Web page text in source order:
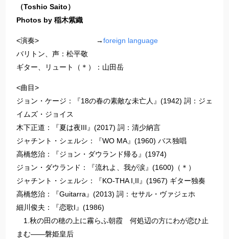
（Toshio Saito）
Photos by 稲木紫織
<演奏> →foreign language
バリトン、声：松平敬
ギター、リュート（＊）：山田岳
<曲目>
ジョン・ケージ：『18の春の素敵な未亡人』(1942) 詞：ジェ
イムズ・ジョイス
木下正道：『夏は夜III』(2017) 詞：清少納言
ジャチント・シェルシ：『WO MA』(1960) バス独唱
高橋悠治：『ジョン・ダウランド帰る』(1974)
ジョン・ダウランド：『流れよ、我が涙』(1600)（＊）
ジャチント・シェルシ：『KO-THA I,II』(1967) ギター独奏
高橋悠治：『Guitarra』(2013) 詞：セサル・ヴァジェホ
細川俊夫：『恋歌I』(1986)
1.秋の田の穂の上に霧らふ朝霞 何処辺の方にわが恋ひ止
まむ――磐姫皇后